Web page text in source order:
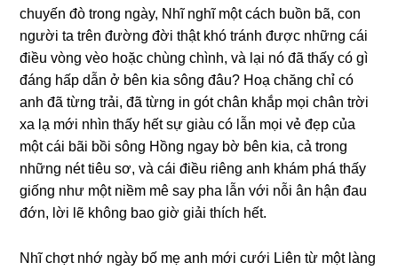
chuyến đò trong ngày, Nhĩ nghĩ một cách buồn bã, con
người ta trên đường đời thật khó tránh được những cái
điều vòng vèo hoặc chùng chình, và lại nó đã thấy có gì
đáng hấp dẫn ở bên kia sông đâu? Hoạ chăng chỉ có
anh đã từng trải, đã từng in gót chân khắp mọi chân trời
xa lạ mới nhìn thấy hết sự giàu có lẫn mọi vẻ đẹp của
một cái bãi bồi sông Hồng ngay bờ bên kia, cả trong
những nét tiêu sơ, và cái điều riêng anh khám phá thấy
giống như một niềm mê say pha lẫn với nỗi ân hận đau
đớn, lời lẽ không bao giờ giải thích hết.
Nhĩ chợt nhớ ngày bố mẹ anh mới cưới Liên từ một làng